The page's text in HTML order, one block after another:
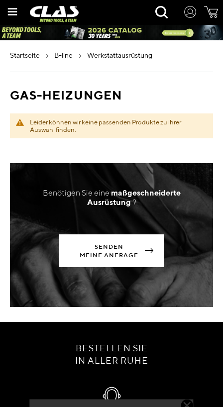
Inhalt
Rechercher
startseite b-line werkstattausrüstung
GAS-HEIZUNGEN
Leider können wir keine passenden Produkte zu ihrer
Auswahl finden.
Benötigen Sie einemaßgeschneiderte
Ausrüstung?
SENDEN
MEINE ANFRAGE
BESTELLEN SIE
IN ALLER RUHE